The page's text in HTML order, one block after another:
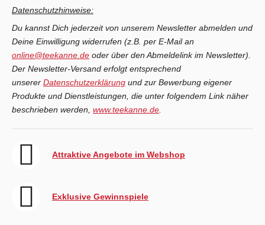
Datenschutzhinweise:
Du kannst Dich jederzeit von unserem Newsletter abmelden und
Deine Einwilligung widerrufen (z.B. per E-Mail an
online@teekanne.de oder über den Abmeldelink im Newsletter).
Der Newsletter-Versand erfolgt entsprechend
unserer Datenschutzerklärung und zur Bewerbung eigener
Produkte und Dienstleistungen, die unter folgendem Link näher
beschrieben werden, www.teekanne.de
Attraktive Angebote im Webshop
Exklusive Gewinnspiele